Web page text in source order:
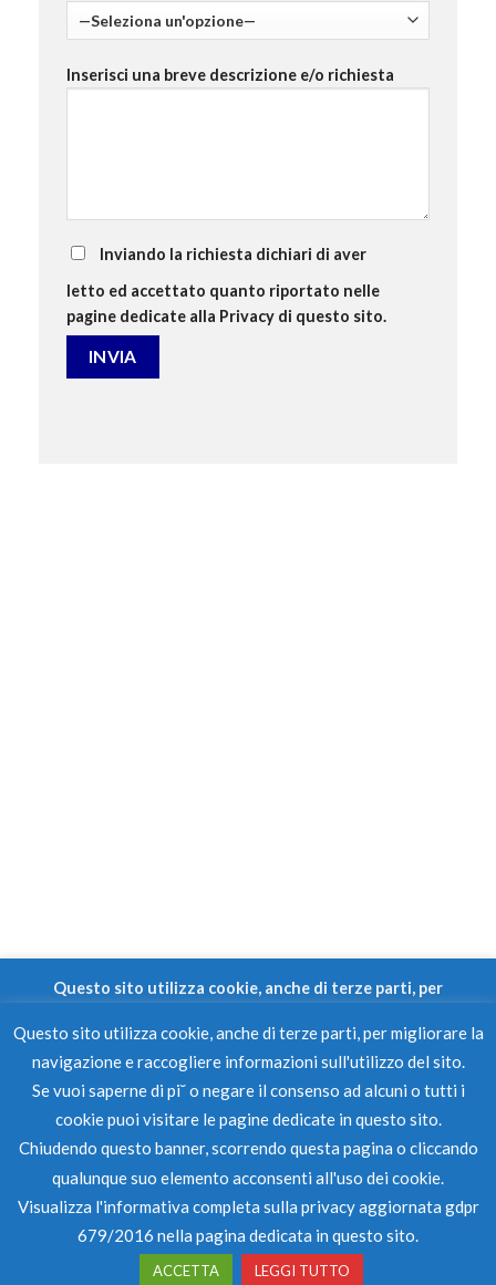
Inserisci una breve descrizione e/o richiesta
Inviando la richiesta dichiari di aver
letto ed accettato quanto riportato nelle
pagine dedicate alla Privacy di questo sito.
Autoscuola Serena Agenzia
Pratiche Auto © 2026 Tutti i
diritti riservati - Partita Iva
06319481211
Powered byQomunica
PRIVACY POLICY
Questo sito utilizza cookie, anche di terze parti, per migliorare la
navigazione e raccogliere informazioni sull'utilizzo del sito.
Se vuoi saperne di pi˘ o negare il consenso ad alcuni o tutti i
cookie puoi visitare le pagine dedicate in questo sito.
Chiudendo questo banner, scorrendo questa pagina o cliccando
qualunque suo elemento acconsenti all'uso dei cookie.
Visualizza l'informativa completa sulla privacy aggiornata gdpr
679/2016 nella pagina dedicata in questo sito.
ACCETTA LEGGI TUTTO
Questo sito utilizza cookie, anche di terze parti, per
sull'utilizzo del sito.
Se vuoi saperne di pi˘ o negare il consenso ad alcuni o tutti i
cookie puoi visitare le pagine dedicate in questo sito.
Chiudendo questo banner, scorrendo questa pagina o
cliccando qualunque suo elemento acconsenti all'uso dei
Visualizza l'informativa completa sulla privacy aggiornata
gdpr 679/2016 nella pagina dedicata in questo sito.
ACCEPT